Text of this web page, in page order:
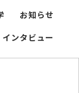
お知らせ
インタビュー